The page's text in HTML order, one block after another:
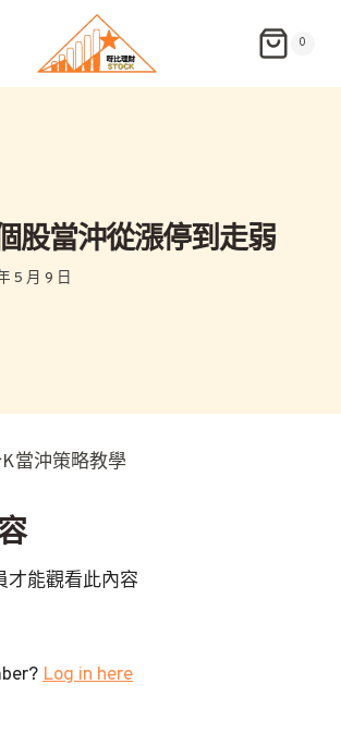
0
股當沖從漲停到走弱
5 月 9 日
當沖策略教學
才能觀看此內容
Log in here